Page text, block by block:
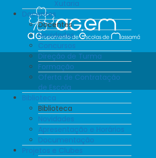
Xutaria
Docentes
Docentes
Novidades
Concursos
Direção de Turma
Formação
Oferta de Contratação
de Escola
Biblioteca
Biblioteca
Novidades
Apresentação e Horários
Documentação
Projetos e Clubes